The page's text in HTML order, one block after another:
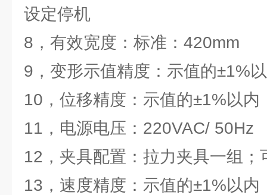
设定停机
8，有效宽度：标准：420mm
9，变形示值精度：示值的±1%
10，位移精度：示值的±1%以内
11，电源电压：220VAC/ 50Hz
12，夹具配置：拉力夹具一组；
13，速度精度：示值的±1%以内